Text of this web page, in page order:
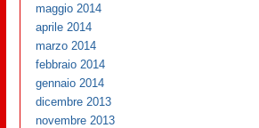
maggio 2014
aprile 2014
marzo 2014
febbraio 2014
gennaio 2014
dicembre 2013
novembre 2013